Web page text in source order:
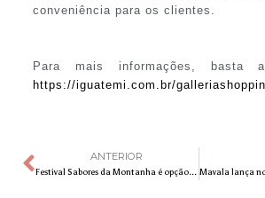
conveniência para os clientes.
Para mais informações, basta
https://iguatemi.com.br/
ANTERIOR
Festival Sabores da Montanha é opção gastronômica nas férias de julho para casais e famílias em SP, MG e RJ